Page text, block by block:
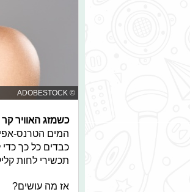
© ADOBESTOCK
כשמזג האוויר קר
המים הטרנס-
כבדים כל כך כדי
תכשירי לחות
אז מה עושים?